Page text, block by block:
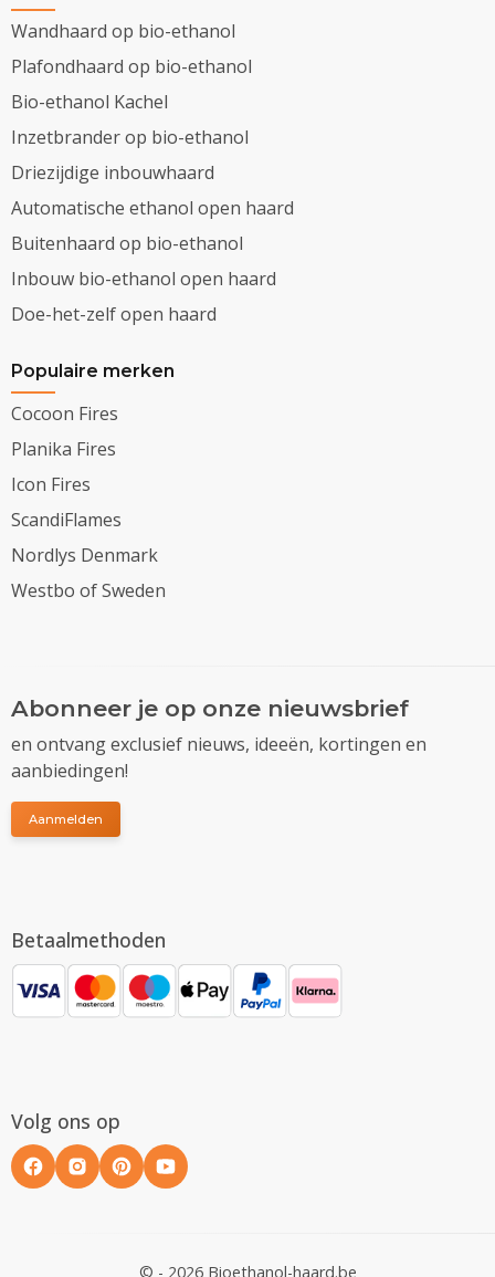
Wandhaard op bio-ethanol
Plafondhaard op bio-ethanol
Bio-ethanol Kachel
Inzetbrander op bio-ethanol
Driezijdige inbouwhaard
Automatische ethanol open haard
Buitenhaard op bio-ethanol
Inbouw bio-ethanol open haard
Doe-het-zelf open haard
Populaire merken
Cocoon Fires
Planika Fires
Icon Fires
ScandiFlames
Nordlys Denmark
Westbo of Sweden
Abonneer je op onze nieuwsbrief
en ontvang exclusief nieuws, ideeën, kortingen en
aanbiedingen!
Aanmelden
Betaalmethoden
Volg ons op
© - 2026 Bioethanol-haard.be